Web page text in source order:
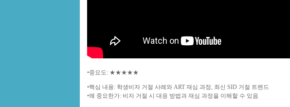
•중요도: ★★★★★
•핵심 내용: 학생비자 거절 사례와 ART 재심 과정, 최신 SID 거절 트렌드
•왜 중요한가: 비자 거절 시 대응 방법과 재심 과정을 이해할 수 있음